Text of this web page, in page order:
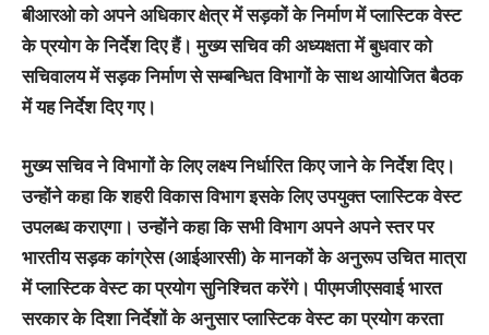
बीआरओ को अपने अधिकार क्षेत्र में सड़कों के निर्माण में प्लास्टिक वेस्ट
के प्रयोग के निर्देश दिए हैं। मुख्य सचिव की अध्यक्षता में बुधवार को
सचिवालय में सड़क निर्माण से सम्बन्धित विभागों के साथ आयोजित बैठक
में यह निर्देश दिए गए।
मुख्य सचिव ने विभागों के लिए लक्ष्य निर्धारित किए जाने के निर्देश दिए।
उन्होंने कहा कि शहरी विकास विभाग इसके लिए उपयुक्त प्लास्टिक वेस्ट
उपलब्ध कराएगा। उन्होंने कहा कि सभी विभाग अपने अपने स्तर पर
भारतीय सड़क कांग्रेस (आईआरसी) के मानकों के अनुरूप उचित मात्रा
में प्लास्टिक वेस्ट का प्रयोग सुनिश्चित करेंगे। पीएमजीएसवाई भारत
सरकार के दिशा निर्देशों के अनुसार प्लास्टिक वेस्ट का प्रयोग करता